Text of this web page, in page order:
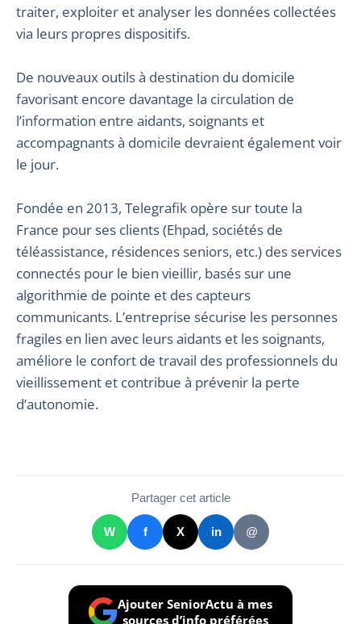
traiter, exploiter et analyser les données collectées
via leurs propres dispositifs.
De nouveaux outils à destination du domicile
favorisant encore davantage la circulation de
l’information entre aidants, soignants et
accompagnants à domicile devraient également voir
le jour.
Fondée en 2013, Telegrafik opère sur toute la
France pour ses clients (Ehpad, sociétés de
téléassistance, résidences seniors, etc.) des services
connectés pour le bien vieillir, basés sur une
algorithmie de pointe et des capteurs
communicants. L’entreprise sécurise les personnes
fragiles en lien avec leurs aidants et les soignants,
améliore le confort de travail des professionnels du
vieillissement et contribue à prévenir la perte
d’autonomie.
Partager cet article
W f X in @
Ajouter SeniorActu à mes
sources d’info préférées